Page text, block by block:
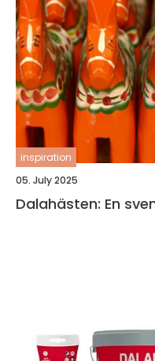
inspiration
05. July 2025
Dalahästen: En